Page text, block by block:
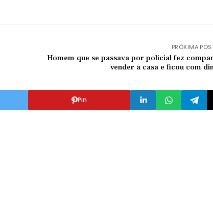
PRÓXIMA
Homem que se passava por policial fez
vender a casa e ficou com
Pin